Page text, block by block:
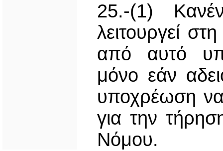
25.-(1)
λειτουργεί
από αυτό
μόνο εάν
υποχρέωση
για την
Νόμου.